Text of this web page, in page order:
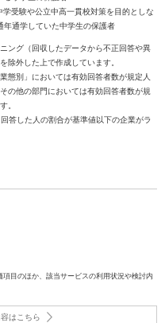
学受験や公立中高一貫校対策を目的としな
年通学していた中学生の保護者
ング（回収したデータから不正回答や異
除外した上で作成しています。
態別」においては有効回答者数が規定人
の他の部門においては有効回答者数が規
。
答した人の割合が基準値以下の企業がラ
目のほか、該当サービスの利用状況や検討内
はこちら